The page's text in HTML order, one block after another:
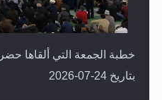
خطبة الجمعة التي ألقاها
بتاريخ 24-07-2026